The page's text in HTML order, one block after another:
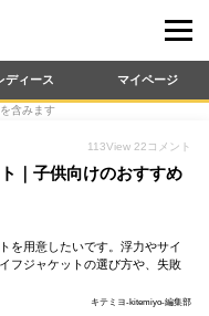
ディース マイページ
含みます
113View 22 コメント
｜子供向けのおすすめ
を用意したいです。浮力やサイ
フジャケットの選び方や、失敗
キテミヨ-kitemiyo-編集部